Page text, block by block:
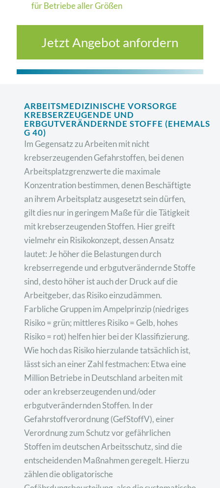
für Betriebe aller Größen
Jetzt Angebot anfordern
ARBEITSMEDIZINISCHE VORSORGE
KREBSERZEUGENDE UND
ERBGUTVERÄNDERNDE STOFFE (EHEMALS
G 40)
Im Gegensatz zu Arbeiten mit nicht
krebserzeugenden Gefahrstoffen, bei denen
Arbeitsplatzgrenzwerte die maximale
Konzentration bestimmen, denen Beschäftigte
an ihrem Arbeitsplatz ausgesetzt sein dürfen,
gilt dies nur in geringem Maße für die Tätigkeit
mit krebserzeugenden Stoffen. Hier greift
vielmehr ein Risikokonzept, dessen Ansatz
lautet: Je höher die Belastungen durch
krebserregende und erbgutverändernde Stoffe
sind, desto höher ist auch der Druck auf die
Arbeitgeber, das Risiko einzudämmen.
Farbliche Gruppen im Ampelprinzip (niedriges
Risiko = grün; mittleres Risiko = Gelb, hohes
Risiko = rot) helfen hier bei der Klassifizierung.
Wie hoch das Risiko hierzulande tatsächlich ist,
lässt sich an einer Zahl festmachen: Etwa eine
Million Betriebe in Deutschland arbeiten mit
oder an krebserzeugenden und/oder
erbgutverändernden Stoffen. In der
Gefahrstoffverordnung (GefStoffV), einer
Verordnung zum Schutz vor gefährlichen
Stoffen im deutschen Arbeitsschutz, sind die
entscheidenden Maßnahmen geregelt. Hierzu
zählen die obligatorische